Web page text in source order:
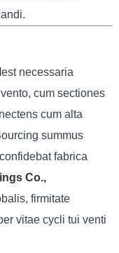
est necessaria
cum sectiones
cum alta
summus
fabrica
Co.,
firmitate
vitae cycli tui venti